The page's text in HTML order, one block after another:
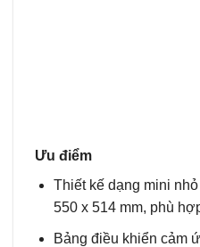
Ưu điểm
Thiết kế dạng mini
550 x 514 mm, phù
Bảng điều khiển cảm